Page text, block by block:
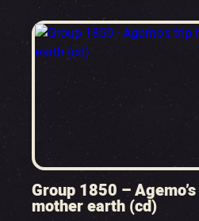
Group 1850 –
mother earth (cd)